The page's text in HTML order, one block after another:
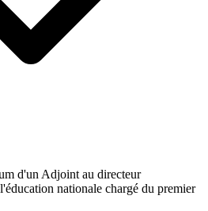
d'un Adjoint au directeur
nationale chargé du premier